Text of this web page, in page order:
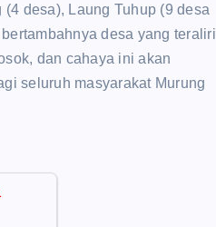
desa), Laung Tuhup (9 desa
desa yang teraliri
dan cahaya ini akan
seluruh masyarakat Murung